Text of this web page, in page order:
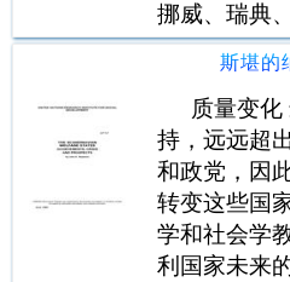
挪威、瑞典
出版物的简
明出处 如
斯堪的
质量变
持，远远超
和政党，因
转变这些国
学和社会学
利国家未来